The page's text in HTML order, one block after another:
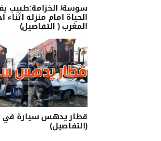
سوسة/ الخزامة:طبيب
الحياة امام منزله اثناء
المغرب ( التفاصيل)
قطار يدهس سيارة
(التفاصيل)